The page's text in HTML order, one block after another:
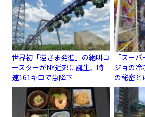
世界初「逆さま発進」の絶叫コ
ースターがNY近郊に誕生、時
速161キロで急降下
「スー
ジョの冷
の秘密と